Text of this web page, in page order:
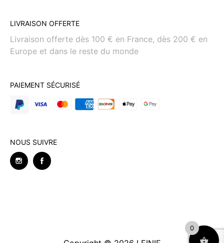
LIVRAISON OFFERTE
Livraison offerte dès 100 € en France, dès 200 € en
Europe et dans le reste du monde
PAIEMENT SÉCURISÉ
NOUS SUIVRE
0